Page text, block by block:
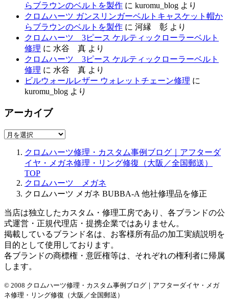
らブラウンのベルトを製作 に kuromu_blog より
クロムハーツ ガンスリンガーベルトキャスケット帽か
らブラウンのベルトを製作 に 河縁 彰 より
クロムハーツ 3ピース ケルティックローラーベルト
修理 に 水谷 真 より
クロムハーツ 3ピース ケルティックローラーベルト
修理 に 水谷 真 より
ビルウォールレザー ウォレットチェーン修理 に
kuromu_blog より
アーカイブ
ア
クロムハーツ修理・カスタム事例ブログ｜アフターダ
イヤ・メガネ修理・リング修復（大阪／全国郵送）
TOP
クロムハーツ メガネ
クロムハーツ メガネ BUBBA-A 他社修理品を修正
当店は独立したカスタム・修理工房であり、各ブランドの公
式運営・正規代理店・提携企業ではありません。
掲載しているブランド名は、お客様所有品の加工実績説明を
目的として使用しております。
各ブランドの商標権・意匠権等は、それぞれの権利者に帰属
します。
© 2008 クロムハーツ修理・カスタム事例ブログ｜アフターダイヤ・メガ
ネ修理・リング修復（大阪／全国郵送）